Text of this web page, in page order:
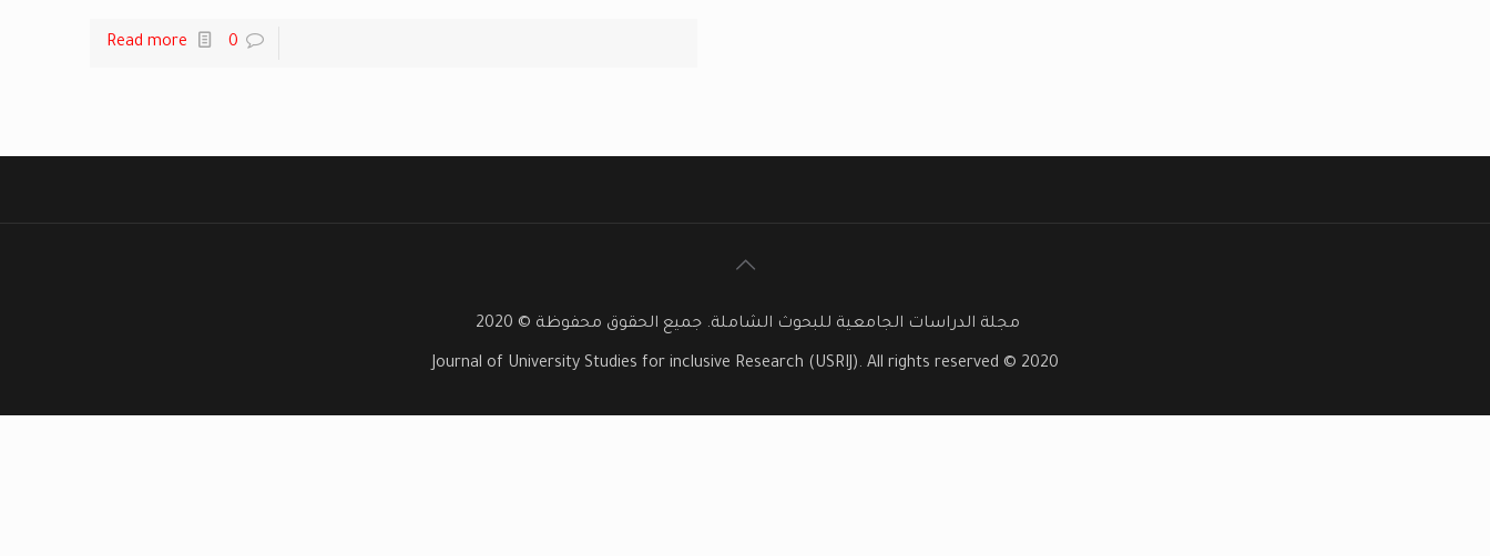
0
Read more
مجلة الدراسات الجامعية للبحوث الشاملة. جميع الحقوق محفوظة © 2020
Journal of University Studies for inclusive Research (USRIJ). All rights reserved © 2020